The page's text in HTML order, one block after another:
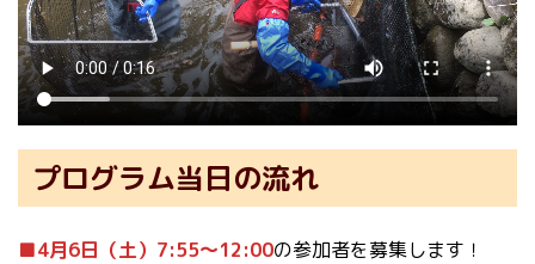
プログラム当日の流れ
■4月6日（土）7:55〜12:00の参加者を募集します！